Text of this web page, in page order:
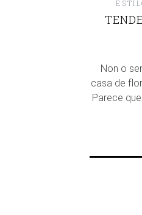
Non o
casa de
Parece